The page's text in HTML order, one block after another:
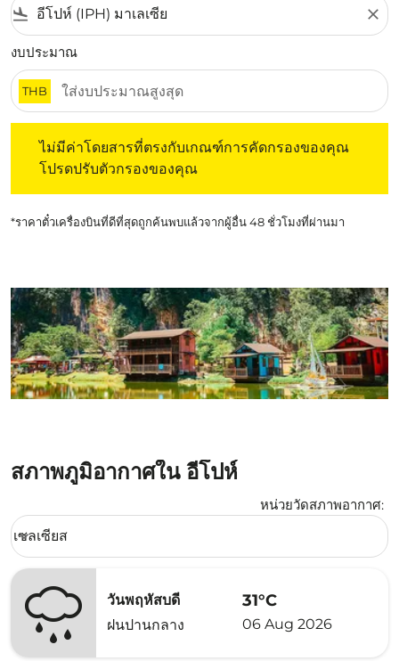
flight_land close
งบประมาณ
THB
ไม่มีค่าโดยสารที่ตรงกับเกณฑ์การคัดกรองของคุณ
โปรดปรับตัวกรองของคุณ
*ราคาตั๋วเครื่องบินที่ดีที่สุดถูกค้นพบแล้วจากผู้อื่น 48 ชั่วโมงที่ผ่านมา
สภาพภูมิอากาศใน อีโปห์
หน่วยวัดสภาพอากาศ:
Weather unit option เซลเซียส Selected
เซลเซียส
keyboard_arrow_down
วันพฤหัสบดี
ฝนปานกลาง
31°C
06 Aug 2026